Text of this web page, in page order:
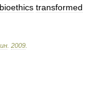
bioethics transformed
2009